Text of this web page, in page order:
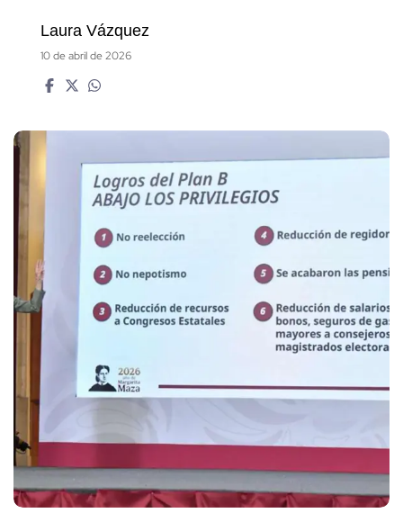
Laura Vázquez
10 de abril de 2026